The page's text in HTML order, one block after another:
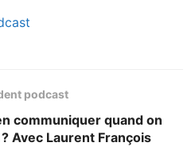
podcast
communiquer quand on
Avec Laurent François